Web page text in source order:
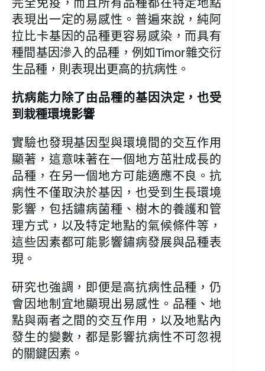
完全免疫，而且所有品種都在特定地點
表現出一定的易感性。普遍來說，純阿
拉比卡基因的品種更容易感染，而具有
種間基因滲入的品種，例如Timor雜交衍
生品種，則表現出更高的抗病性。
抗病能力除了由品種的基因決定，也受
到栽種環境影響
實驗也發現基因型與環境間的交互作用
顯著，這意味著在一個地方茁壯成長的
品種，在另一個地方可能適應不良。抗
病性不僅取決於基因，也受到生長環境
影響，包括鏽病菌種、樹木的養護和管
理方式，以及特定地點的氣候條件等，
這些因素都可能影響鏽病發展與品種表
現。
研究也強調，即便是高抗病性品種，仍
會因地制宜地顯現出易感性。品種、地
點與兩者之間的交互作用，以及地點內
發生的變數，都是影響抗病性不可忽視
的關鍵因素。